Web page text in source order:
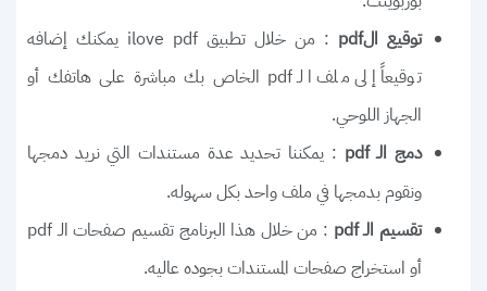
توقيع الpdf
: من خلال تطبيق ilove pdf يمكنك إضافه
توقيعاً إلى ملف الـ pdf الخاص بك مباشرة على هاتفك أو
الجهاز اللوحي.
دمج الـ pdf
: يمكننا تحديد عدة مستندات التي نريد دمجها
ونقوم بدمجها في ملف واحد بكل سهوله.
تقسيم الـ pdf
: من خلال هذا البرنامج تقسيم صفحات الـ pdf
أو استخراج صفحات المستندات بجوده عاليه.